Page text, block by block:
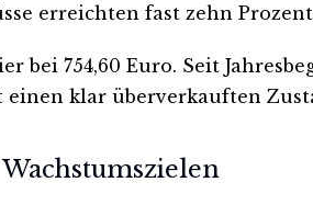
erreichten fast zehn
bei 754,60 Euro. Seit
einen klar überverkauften